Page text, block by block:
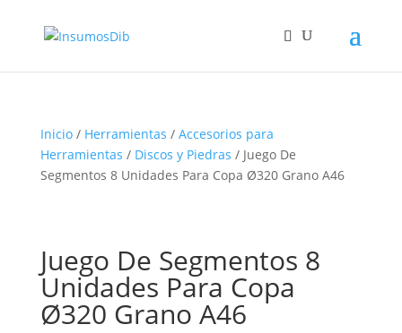
Inicio/ Herramientas / Accesorios para
Herramientas / Discos y Piedras / Juego De
Segmentos 8 Unidades Para Copa Ø320 Grano A46
Juego De Segmentos 8
Unidades Para Copa
Ø320 Grano A46